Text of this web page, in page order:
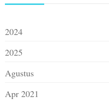
2024
2025
Agustus
Apr 2021